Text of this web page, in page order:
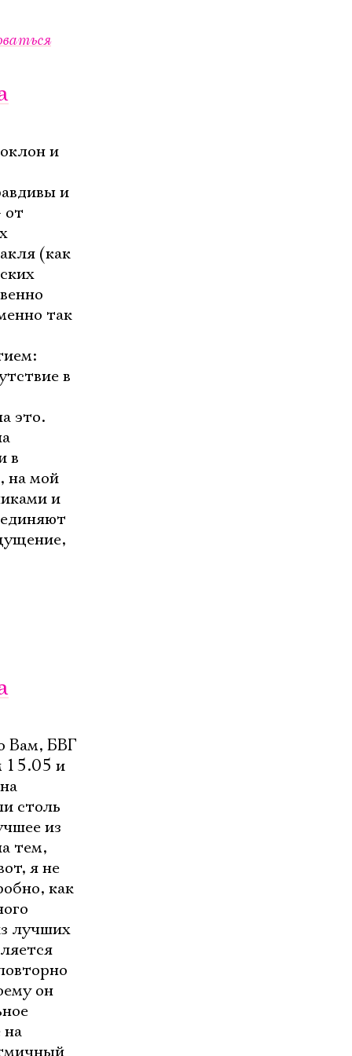
и
и
от
(как
так
в
это.
в
на мой
и
Вам, БВГ
15.05 и
столь
из
тем,
я не
как
лучших
он
на